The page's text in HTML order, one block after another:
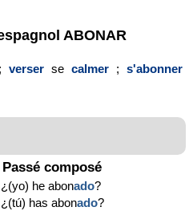
ABONAR
; verser se calmer ; s'abonner
Passé composé
¿(yo) he abonado?
¿(tú) has abonado?